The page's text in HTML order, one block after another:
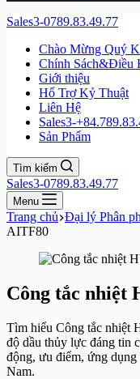
Sales3-0789.83.49.77
Chào Mừng Quý
Chính Sách&Điều
Giới thiệu
Hổ Trợ Kỷ Thuật
Liên Hệ
Sales3-
Sản Phẩm
Tìm kiếm
Sales3-0789.83.49.77
Menu
Trang chủ Đại lý Phân
AITF80
Công tắc nhiệt
Tìm hiểu Công tắc nhiệt
độ dầu thủy lực đáng tin
động, ưu điểm, ứng
Nam.